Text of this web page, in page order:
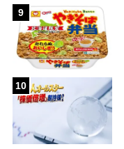
9
10